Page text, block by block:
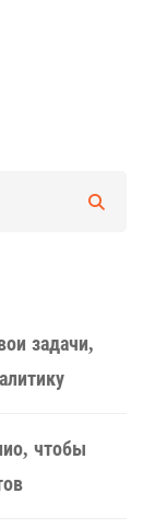
задачи,
чтобы